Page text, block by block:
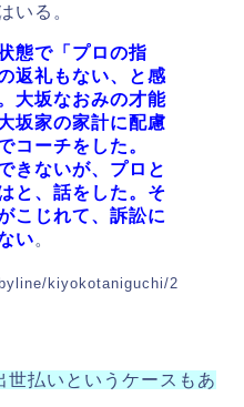
いる。
態で「プロの指
返礼もない、と感
大坂なおみの才能
坂家の家計に配慮
コーチをした。
きないが、プロと
と、話をした。そ
こじれて、訴訟に
い。
kiyokotaniguchi/2
世払いというケースもあ